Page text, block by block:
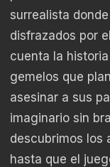
surrealista
disfrazados por
cuenta la
gemelos que
asesinar a sus
imaginario sin
descubrimos los
hasta que el